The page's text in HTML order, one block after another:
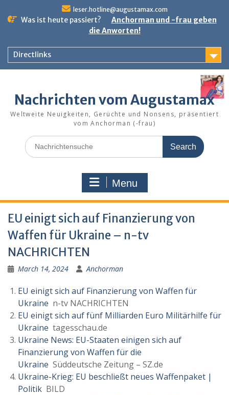
leser.hotline@augustamax.com
Was ist heute passiert?
Anchorman und -frau geben
die Anworten!
Directlinks
Nachrichten vom Augustamax
Weltweite Neuigkeiten, Gerüchte und Nonsens, präsentiert
vom Anchorman (-frau)
Search
for:
Menu
EU einigt sich auf Finanzierung von
Waffen für Ukraine – n-tv
NACHRICHTEN
March 14, 2024 Anchorman
EU einigt sich auf Finanzierung von Waffen für
Ukraine n-tv NACHRICHTEN
EU einigt sich auf fünf Milliarden Euro Militärhilfe für
Ukraine tagesschau.de
Ukraine News: EU-Staaten einigen sich auf
Finanzierung von Waffen für die
Ukraine Süddeutsche Zeitung – SZ.de
Ukraine-Krieg: EU beschließt neues Waffenpaket |
Politik BILD